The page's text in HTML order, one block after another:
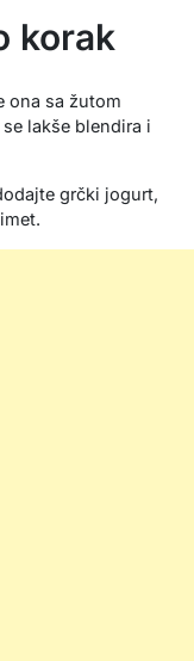
korak
ona sa žutom
lakše blendira i
grčki jogurt,